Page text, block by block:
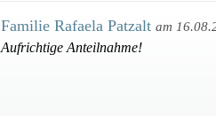
Familie Rafaela Patzalt am
Aufrichtige Anteilnahme!